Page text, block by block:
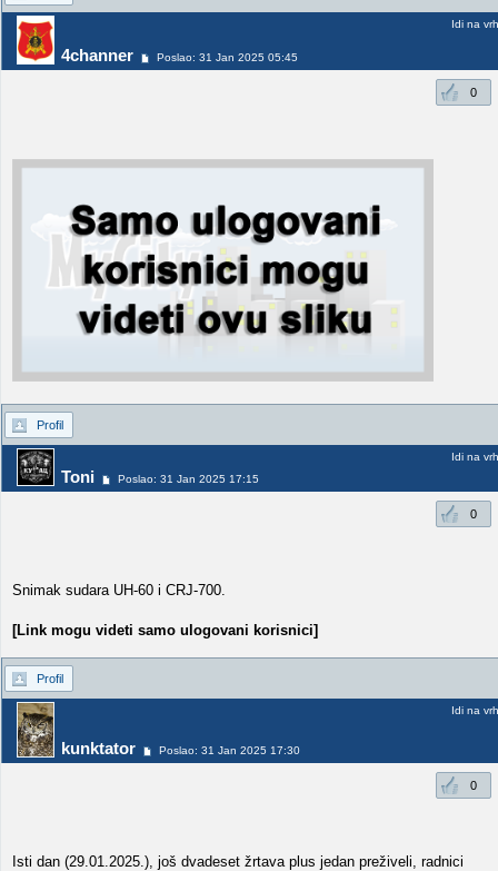
4channer Poslao: 31 Jan 2025 05:45
Idi na vrh
0
Profil
Toni Poslao: 31 Jan 2025 17:15
Idi na vrh
0
Snimak sudara UH-60 i CRJ-700.
[Link mogu videti samo ulogovani korisnici]
Profil
kunktator Poslao: 31 Jan 2025 17:30
Idi na vrh
0
Isti dan (29.01.2025.), još dvadeset žrtava plus jedan preživeli, radnici